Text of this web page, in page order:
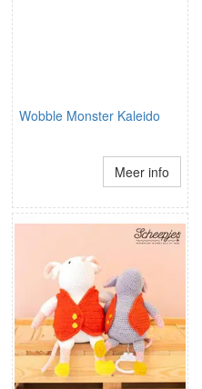
Wobble Monster Kaleido
Meer info